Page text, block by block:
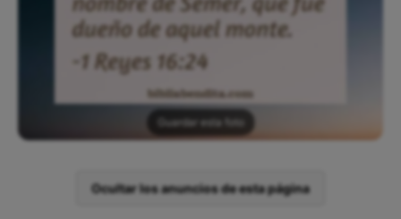
Guardar esta foto
Ocultar los anuncios de esta página